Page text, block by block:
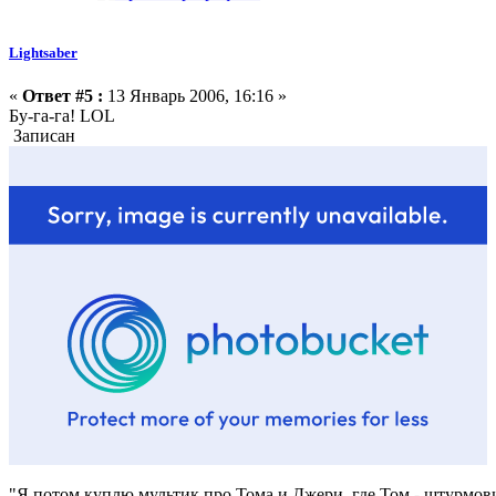
Lightsaber
« Ответ #5 : 13 Январь 2006, 16:16 »
Бу-га-га! LOL
Записан